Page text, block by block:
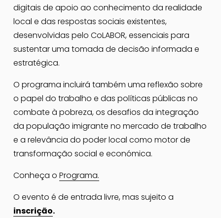
digitais de apoio ao conhecimento da realidade
local e das respostas sociais existentes,
desenvolvidas pelo CoLABOR, essenciais para
sustentar uma tomada de decisão informada e
estratégica.
O programa incluirá também uma reflexão sobre
o papel do trabalho e das políticas públicas no
combate à pobreza, os desafios da integração
da população imigrante no mercado de trabalho
e a relevância do poder local como motor de
transformação social e económica.
Conheça o Programa.
inscrição.